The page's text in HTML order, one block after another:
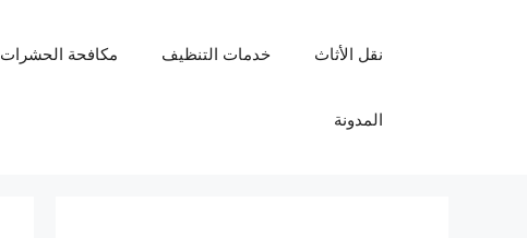
نقل الأثاث خدمات التنظيف مكافحة الحشرات
المدونة